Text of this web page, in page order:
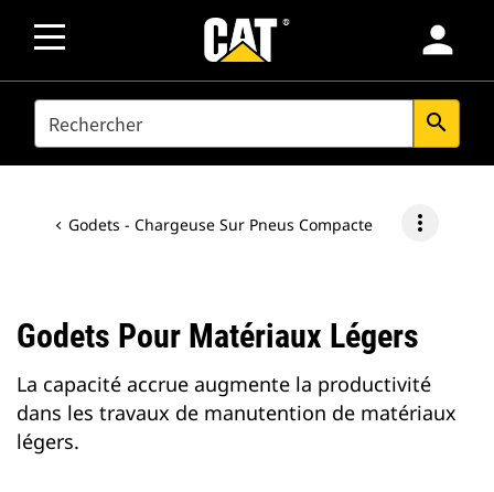
person
SEARCH search
Godets - Chargeuse Sur Pneus Compacte more_vert
Godets Pour Matériaux Légers
La capacité accrue augmente la productivité
dans les travaux de manutention de matériaux
légers.